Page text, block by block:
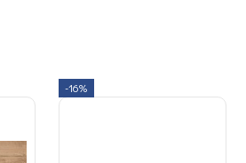
-16%